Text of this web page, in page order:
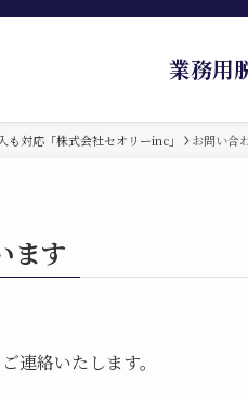
業務用
対応「株式会社セオリーinc」 お問い合
ます
連絡いたします。